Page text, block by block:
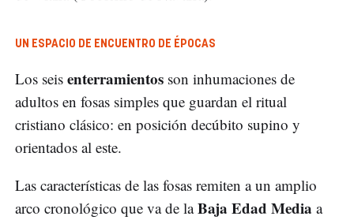
UN ESPACIO DE ENCUENTRO DE ÉPOCAS
Los seis enterramientos son inhumaciones de
adultos en fosas simples que guardan el ritual
cristiano clásico: en posición decúbito supino y
orientados al este.
Las características de las fosas remiten a un amplio
arco cronológico que va de laBaja Edad Media a